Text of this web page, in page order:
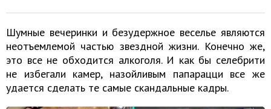
Шумные вечеринки и безудержное веселье являются
неотъемлемой частью звездной жизни. Конечно же,
это все не обходится алкоголя. И как бы селебрити
не избегали камер, назойливым папарацци все же
удается сделать те самые скандальные кадры.